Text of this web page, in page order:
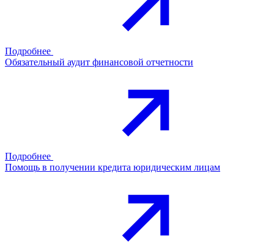
Подробнее
Обязательный аудит финансовой отчетности
Подробнее
Помощь в получении кредита юридическим лицам